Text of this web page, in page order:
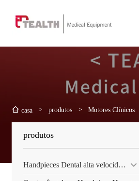
casa > produtos > Motores Clínicos
produtos
Handpieces Dental alta velocidade